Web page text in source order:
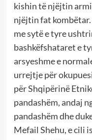
kishin të njëjtin
njëjtin fat
me sytë e tyre
bashkëfshataret e
arsyeshme e
urrejtje për
për Shqipërinë
pandashëm, andaj
pandashëm dhe
Mefail Shehu, e cili